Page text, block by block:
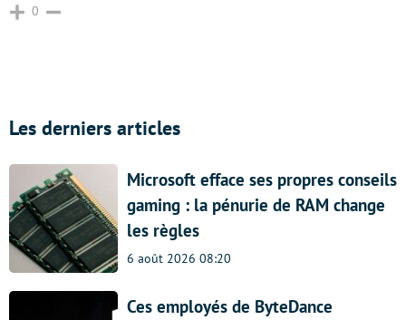
0
Les derniers articles
Microsoft efface ses propres conseils
gaming : la pénurie de RAM change
les règles
6 août 2026 08:20
Ces employés de ByteDance